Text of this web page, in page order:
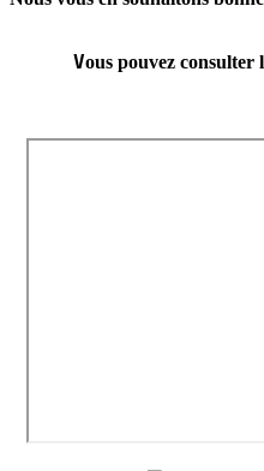
Vous pouvez consulter